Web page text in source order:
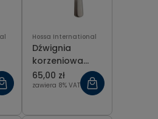
Hossa International
Dźwignia
korzeniowa
Coupland 3
mm
65,00 zł
zawiera 8% VAT